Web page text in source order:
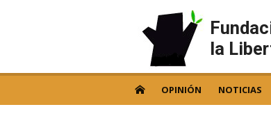
la
OPINIÓN NOTICIAS